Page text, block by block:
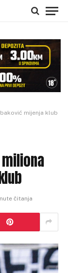
mijenja klub
čitanja